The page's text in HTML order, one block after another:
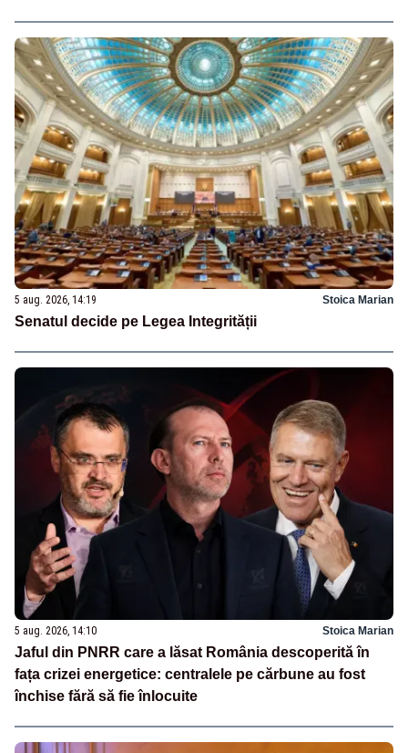
5 aug. 2026, 14:19 Stoica Marian
Senatul decide pe Legea Integrității
5 aug. 2026, 14:10 Stoica Marian
Jaful din PNRR care a lăsat România descoperită în
fața crizei energetice: centralele pe cărbune au fost
închise fără să fie înlocuite